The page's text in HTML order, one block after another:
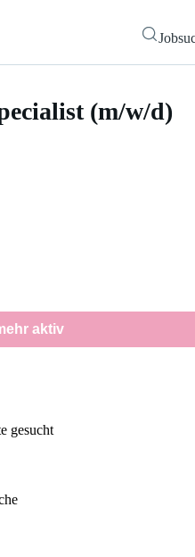
(m/w/d)
aktiv
gesucht